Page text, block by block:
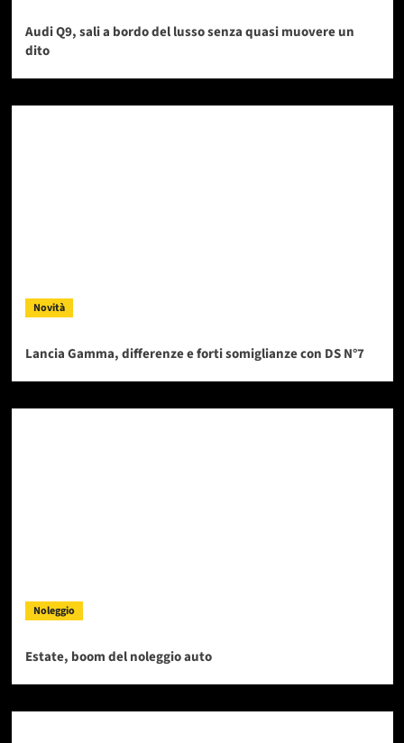
Audi Q9, sali a bordo del lusso senza quasi muovere un
dito
Novità
Lancia Gamma, differenze e forti somiglianze con DS N°7
Noleggio
Estate, boom del noleggio auto